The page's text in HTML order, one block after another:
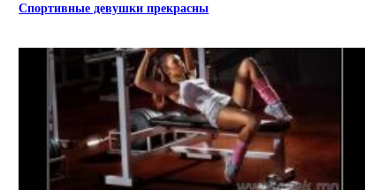
Спортивные девушки прекрасны